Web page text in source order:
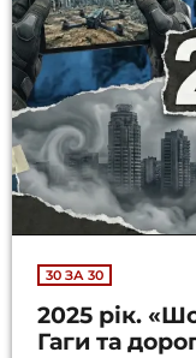
30 ЗА 30
2025 рік.
Гаги та